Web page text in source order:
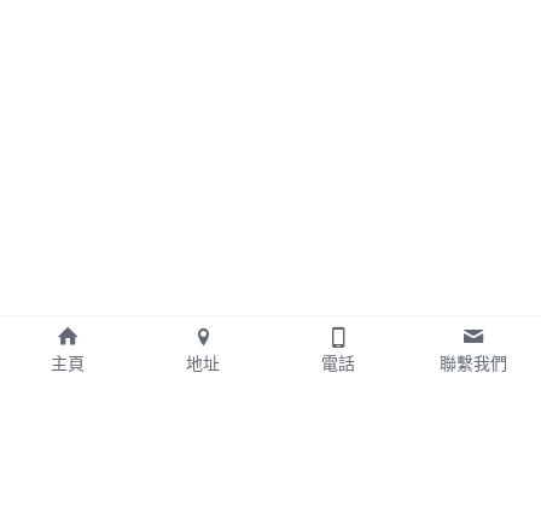
主頁 地址 電話 聯繫我們